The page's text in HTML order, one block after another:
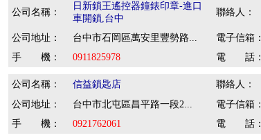
公司名稱：
日新鎖王遙控器鐘錶印章-進口
車開鎖,台中
聯絡人：
公司地址： 台中市石岡區萬安里豐勢路... 電子信箱：
手 機：
0911825978 電 話：
公司名稱： 信益鎖匙店 聯絡人：
公司地址：
台中市北屯區昌平路一段2... 電子信箱：
手 機：
0921762061 電 話：